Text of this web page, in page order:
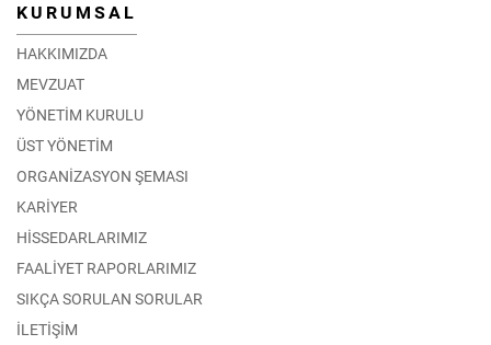
KURUMSAL
HAKKIMIZDA
MEVZUAT
YÖNETİM KURULU
ÜST YÖNETİM
ORGANİZASYON ŞEMASI
KARİYER
HİSSEDARLARIMIZ
FAALİYET RAPORLARIMIZ
SIKÇA SORULAN SORULAR
İLETİŞİM